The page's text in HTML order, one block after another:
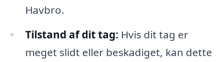
Havbro.
Tilstand af dit tag: Hvis dit tag er
meget slidt eller beskadiget, kan dette